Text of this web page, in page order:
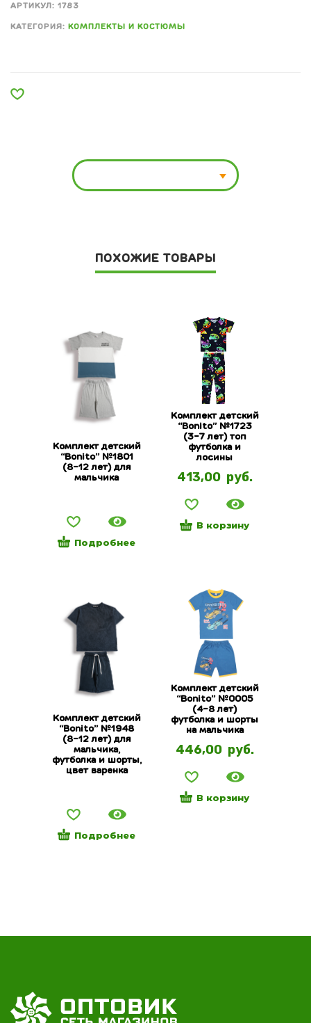
АРТИКУЛ: 1783
КАТЕГОРИЯ: КОМПЛЕКТЫ И КОСТЮМЫ
ПОХОЖИЕ ТОВАРЫ
Комплект детский
“Bonito” №1801
(8-12 лет) для
мальчика
Подробнее
Комплект детский
“Bonito” №1723
(3-7 лет) топ
футболка и
лосины
413,00 руб.
В корзину
Комплект детский
“Bonito” №1948
(8-12 лет) для
мальчика,
футболка и шорты,
цвет варенка
Подробнее
Комплект детский
“Bonito” №0005
(4-8 лет)
футболка и шорты
на мальчика
446,00 руб.
В корзину